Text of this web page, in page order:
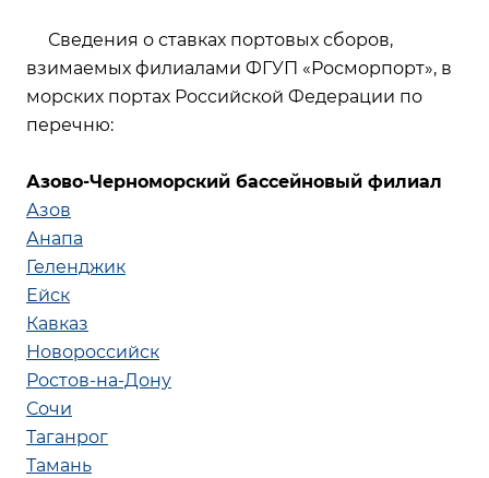
Сведения о ставках портовых сборов,
взимаемых филиалами ФГУП «Росморпорт», в
морских портах Российской Федерации по
перечню:
Азово-Черноморский бассейновый филиал
Азов
Анапа
Геленджик
Ейск
Кавказ
Новороссийск
Ростов-на-Дону
Сочи
Таганрог
Тамань